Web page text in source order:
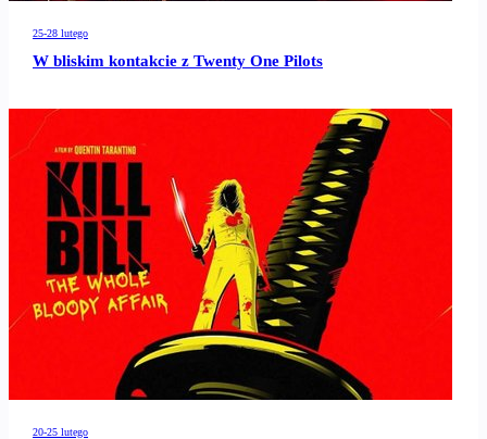
25-28 lutego
W bliskim kontakcie z Twenty One Pilots
20-25 lutego